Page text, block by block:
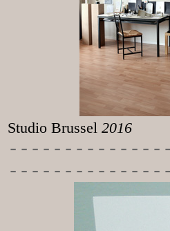
Studio Brussel 2016
-----------